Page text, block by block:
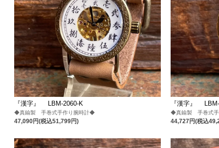
『漢字』 LBM-2060-K
◆真鍮製 手巻式手作り腕時計◆
47,090円(税込51,799円)
『漢字』
◆真鍮製 手巻式
44,727円(税込